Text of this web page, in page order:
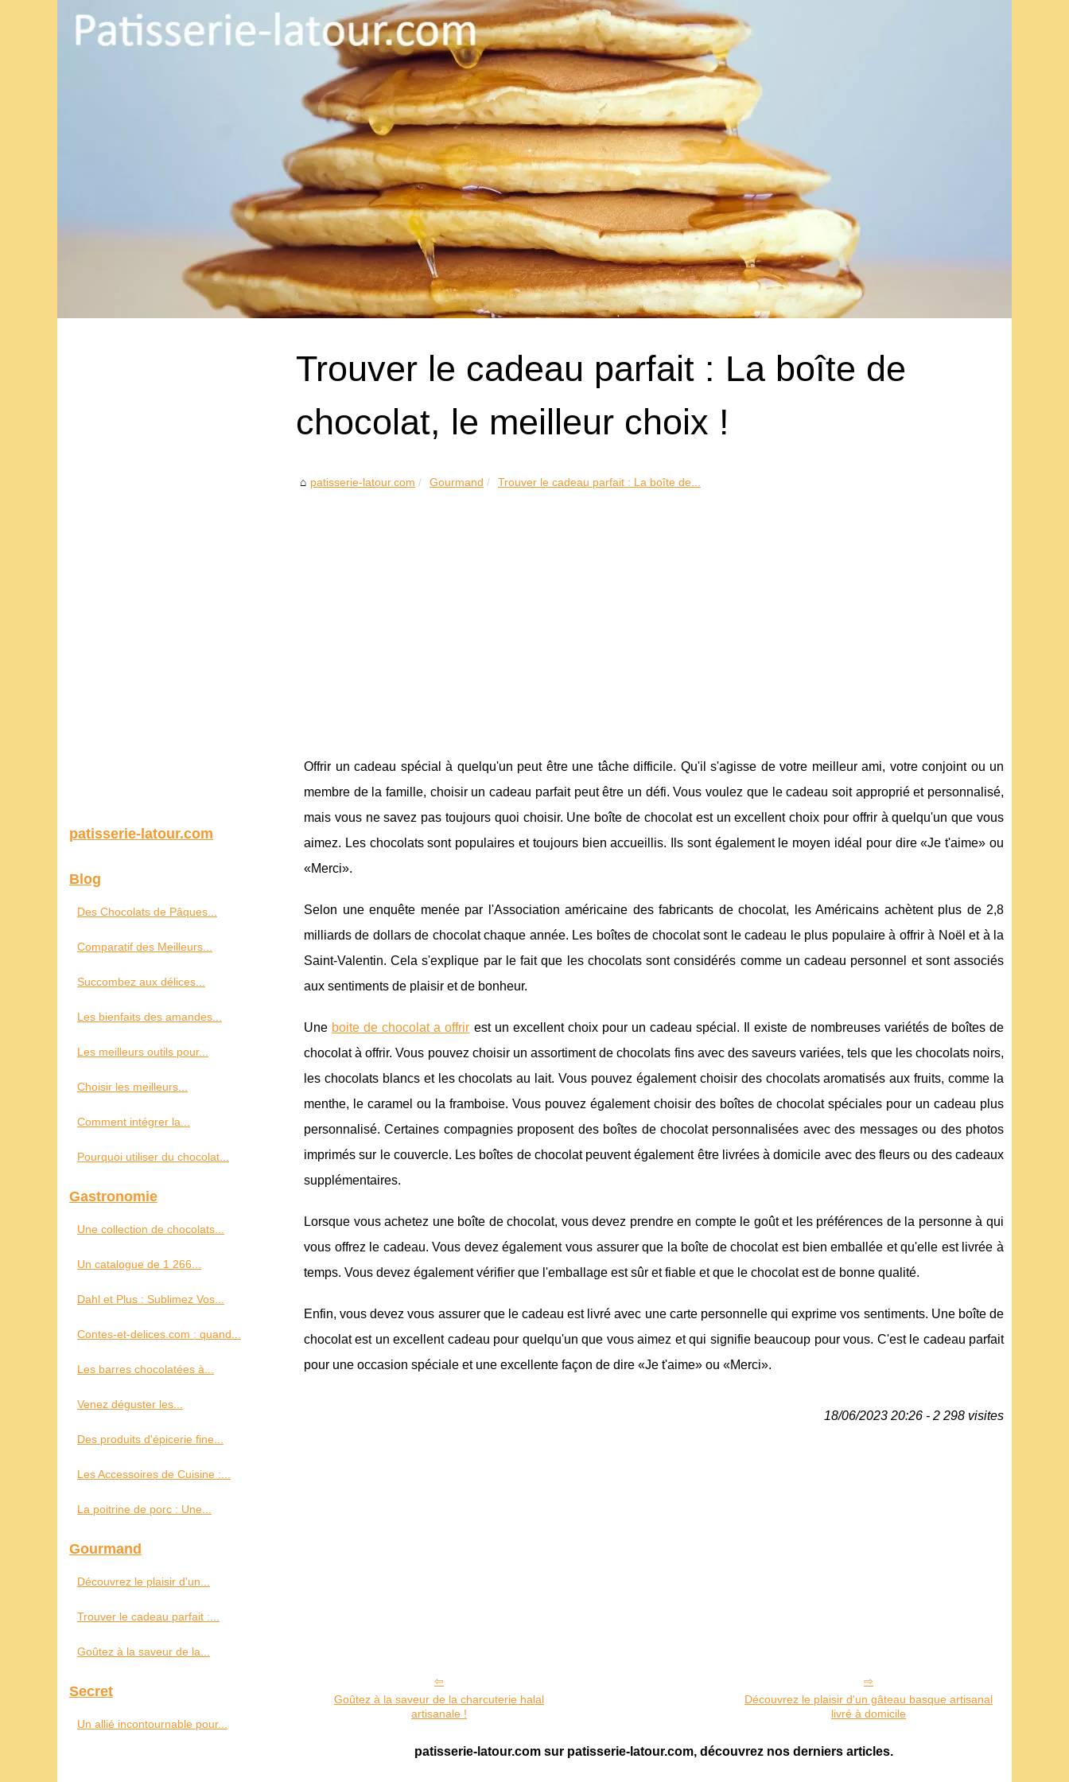
Trouver le cadeau parfait : La boîte de
chocolat, le meilleur choix !
patisserie-latour.com Gourmand Trouver le cadeau parfait : La boîte de...
Offrir un cadeau spécial à quelqu'un peut être une tâche difficile. Qu'il s'agisse de votre meilleur ami, votre conjoint ou un
membre de la famille, choisir un cadeau parfait peut être un défi. Vous voulez que le cadeau soit approprié et personnalisé,
mais vous ne savez pas toujours quoi choisir. Une boîte de chocolat est un excellent choix pour offrir à quelqu'un que vous
aimez. Les chocolats sont populaires et toujours bien accueillis. Ils sont également le moyen idéal pour dire «Je t'aime» ou
«Merci».
Selon une enquête menée par l'Association américaine des fabricants de chocolat, les Américains achètent plus de 2,8
milliards de dollars de chocolat chaque année. Les boîtes de chocolat sont le cadeau le plus populaire à offrir à Noël et à la
Saint-Valentin. Cela s'explique par le fait que les chocolats sont considérés comme un cadeau personnel et sont associés
aux sentiments de plaisir et de bonheur.
Une boite de chocolat a offrir est un excellent choix pour un cadeau spécial. Il existe de nombreuses variétés de boîtes de
chocolat à offrir. Vous pouvez choisir un assortiment de chocolats fins avec des saveurs variées, tels que les chocolats noirs,
les chocolats blancs et les chocolats au lait. Vous pouvez également choisir des chocolats aromatisés aux fruits, comme la
menthe, le caramel ou la framboise. Vous pouvez également choisir des boîtes de chocolat spéciales pour un cadeau plus
personnalisé. Certaines compagnies proposent des boîtes de chocolat personnalisées avec des messages ou des photos
imprimés sur le couvercle. Les boîtes de chocolat peuvent également être livrées à domicile avec des fleurs ou des cadeaux
supplémentaires.
Lorsque vous achetez une boîte de chocolat, vous devez prendre en compte le goût et les préférences de la personne à qui
vous offrez le cadeau. Vous devez également vous assurer que la boîte de chocolat est bien emballée et qu'elle est livrée à
temps. Vous devez également vérifier que l'emballage est sûr et fiable et que le chocolat est de bonne qualité.
Enfin, vous devez vous assurer que le cadeau est livré avec une carte personnelle qui exprime vos sentiments. Une boîte de
chocolat est un excellent cadeau pour quelqu'un que vous aimez et qui signifie beaucoup pour vous. C'est le cadeau parfait
pour une occasion spéciale et une excellente façon de dire «Je t'aime» ou «Merci».
18/06/2023 20:26 - 2 298 visites
Goûtez à la saveur de la charcuterie halal
artisanale !
Découvrez le plaisir d'un gâteau basque artisanal
livré à domicile
patisserie-latour.com sur patisserie-latour.com, découvrez nos derniers articles.
patisserie-latour.com
Blog
Des Chocolats de Pâques...
Comparatif des Meilleurs...
Succombez aux délices...
Les bienfaits des amandes...
Les meilleurs outils pour...
Choisir les meilleurs...
Comment intégrer la...
Pourquoi utiliser du chocolat...
Gastronomie
Une collection de chocolats...
Un catalogue de 1 266...
Dahl et Plus : Sublimez Vos...
Contes-et-delices.com : quand...
Les barres chocolatées à...
Venez déguster les...
Des produits d'épicerie fine...
Les Accessoires de Cuisine :...
La poitrine de porc : Une...
Gourmand
Découvrez le plaisir d'un...
Trouver le cadeau parfait :...
Goûtez à la saveur de la...
Secret
Un allié incontournable pour...